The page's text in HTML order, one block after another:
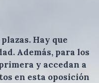
Hay que
Además, para los
y accedan a
en esta oposición